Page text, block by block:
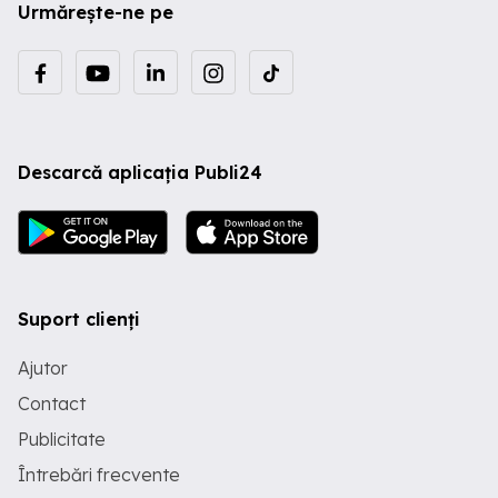
Urmărește-ne pe
Descarcă aplicația Publi24
Suport clienți
Ajutor
Contact
Publicitate
Întrebări frecvente